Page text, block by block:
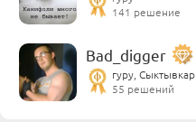
141 решение
Bad_digger
гуру, Сыктывкар
55 решений